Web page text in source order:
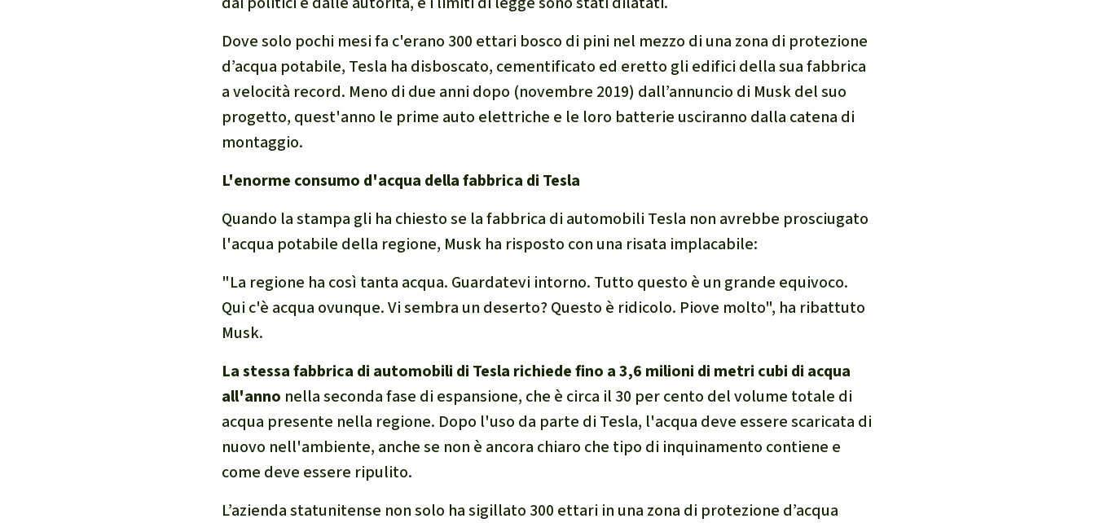
Dove solo pochi mesi fa c'erano 300 ettari bosco di pini nel mezzo di una zona di protezione
d’acqua potabile, Tesla ha disboscato, cementificato ed eretto gli edifici della sua fabbrica
a velocità record. Meno di due anni dopo (novembre 2019) dall’annuncio di Musk del suo
progetto, quest'anno le prime auto elettriche e le loro batterie usciranno dalla catena di
montaggio.
L'enorme consumo d'acqua della fabbrica di Tesla
Quando la stampa gli ha chiesto se la fabbrica di automobili Tesla non avrebbe prosciugato
l'acqua potabile della regione, Musk ha risposto con una risata implacabile:
"La regione ha così tanta acqua. Guardatevi intorno. Tutto questo è un grande equivoco.
Qui c'è acqua ovunque. Vi sembra un deserto? Questo è ridicolo. Piove molto", ha ribattuto
Musk.
La stessa fabbrica di automobili di Tesla richiede fino a 3,6 milioni di metri cubi di acqua
all'anno nella seconda fase di espansione, che è circa il 30 per cento del volume totale di
acqua presente nella regione. Dopo l'uso da parte di Tesla, l'acqua deve essere scaricata di
nuovo nell'ambiente, anche se non è ancora chiaro che tipo di inquinamento contiene e
come deve essere ripulito.
L’azienda statunitense non solo ha sigillato 300 ettari in una zona di protezione d’acqua